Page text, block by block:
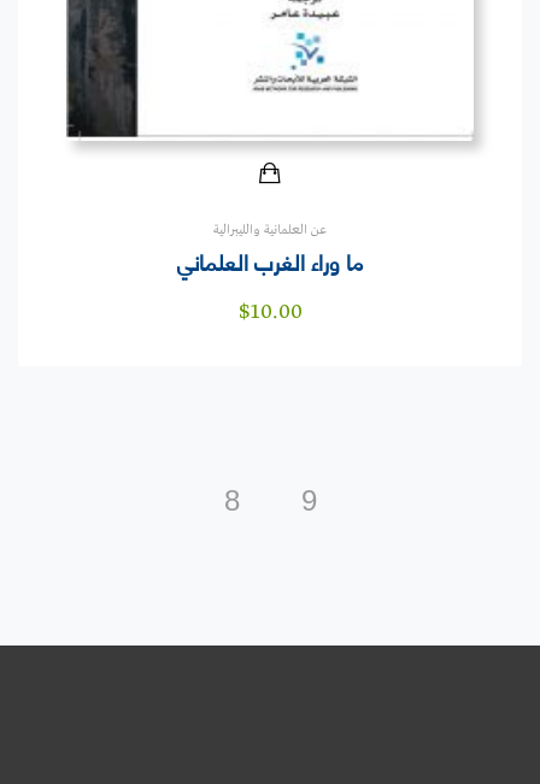
عن العلمانية والليبرالية
ما وراء الغرب العلماني‎
$10.00